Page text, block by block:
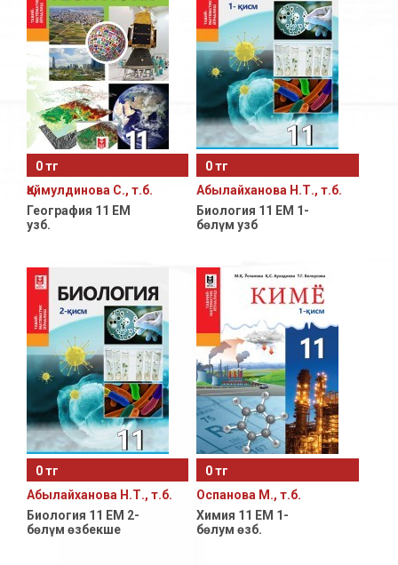
11- класс с узбекским языком обучения
Общественно-Гуманитарное направление
11- класс с узбекским языком обучения
Естественно-Математическое направление
0 тг
Қаймулдинова С., т.б.
География 11 ЕМ
узб.
0 тг
Абылайханова Н.Т., т.б.
Биология 11 ЕМ 1-
бөлүм узб
0 тг
Абылайханова Н.Т., т.б.
Биология 11 ЕМ 2-
бөлүм өзбекше
0 тг
Оспанова М., т.б.
Химия 11 ЕМ 1-
бөлум өзб.